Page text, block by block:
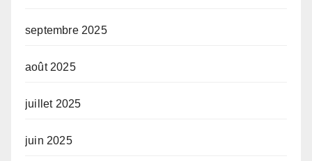
septembre 2025
août 2025
juillet 2025
juin 2025